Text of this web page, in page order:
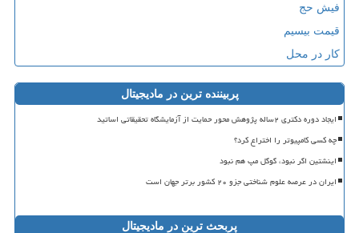
فیش حج
قیمت بیسیم
کار در محل
پربیننده ترین در مادیجیتال
ایجاد دوره دکتری ۲ساله پژوهش محور حمایت از آزمایشگاه تحقیقاتی اساتید
چه کسی کامپیوتر را اختراع کرد؟
اینشتین اگر نبود، گوگل مپ هم نبود
ایران در عرصه علوم شناختی جزو ۲۰ کشور برتر جهان است
پربحث ترین در مادیجیتال